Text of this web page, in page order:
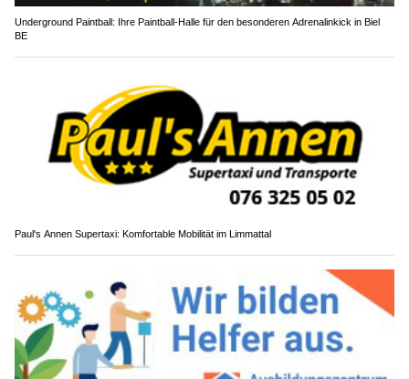
Underground Paintball: Ihre Paintball-Halle für den besonderen Adrenalinkick in Biel
BE
Paul's Annen Supertaxi: Komfortable Mobilität im Limmattal